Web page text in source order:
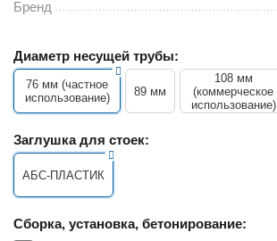
Бренд
Диаметр несущей трубы:
76 мм (частное
использование)
89 мм
108 мм
(коммерческое
использование)
Заглушка для стоек:
АБС-ПЛАСТИК
Сборка, установка, бетонирование: